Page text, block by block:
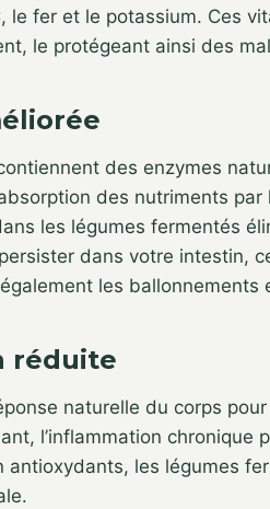
le fer et le potassium. Ces
le protégeant ainsi des
des enzymes
des nutriments
les légumes fermentés
dans votre intestin,
les ballonnements
réduite
naturelle du corps
l’inflammation chronique
antioxydants, les légumes